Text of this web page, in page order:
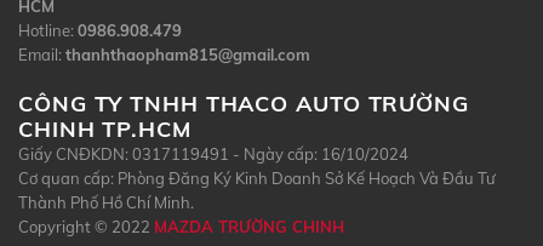
HCM
Hotline: 0986.908.479
Email: thanhthaopham815@gmail.com
CÔNG TY TNHH THACO AUTO TRƯỜNG
CHINH TP.HCM
Giấy CNĐKDN: 0317119491 - Ngày cấp: 16/10/2024
Cơ quan cấp: Phòng Đăng Ký Kinh Doanh Sở Kế Hoạch Và Đầu Tư
Thành Phố Hồ Chí Minh.
Copyright © 2022 MAZDA TRƯỜNG CHINH